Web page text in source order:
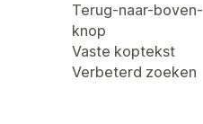
Terug-naar-boven-
knop
Vaste koptekst
Verbeterd zoeken